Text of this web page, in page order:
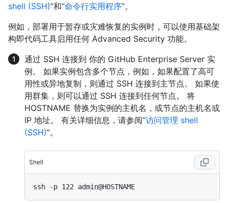
shell (SSH)”和“命令行实用程序”。
例如，部署用于暂存或灾难恢复的实例时，可以使用基础架
构即代码工具启用任何 Advanced Security 功能。
通过 SSH 连接到 你的 GitHub Enterprise Server 实
例。 如果实例包含多个节点，例如，如果配置了高可
用性或异地复制，则通过 SSH 连接到主节点。 如果使
用群集，则可以通过 SSH 连接到任何节点。 将
HOSTNAME 替换为实例的主机名，或节点的主机名或
IP 地址。 有关详细信息，请参阅“访问管理 shell
(SSH)”。
Shell